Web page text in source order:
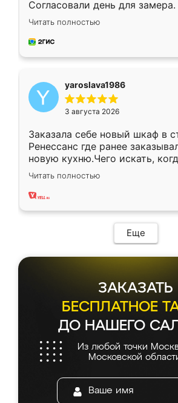
Согласовали день для
недели кухня была уже готова.
довольны работой. Спасибо
мебель за качественную
Читать полностью
yaroslava1986
3 августа 2026
Заказала себе новый шкаф в
Ренессанс где ранее
новую кухню.Чего искать,
вполне довольна. Служит
два года, нареканий нет.
Читать полностью
Еще
ЗАКАЗАТЬ
БЕСПЛАТНОЕ
ДО НАШЕГО
Из любой точки
Московской